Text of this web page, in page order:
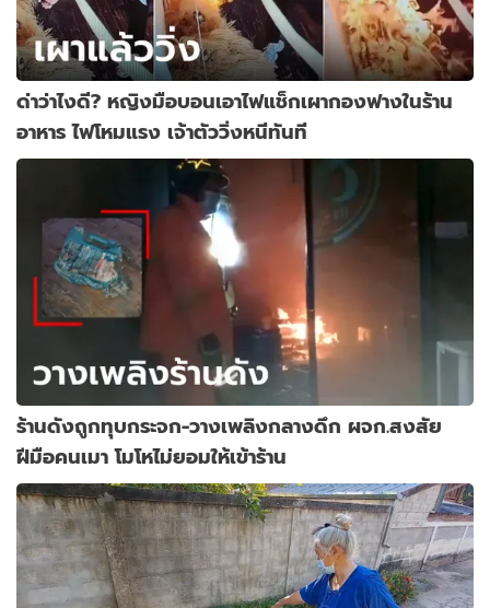
ด่าว่าไงดี? หญิงมือบอนเอาไฟแช็กเผากองฟางในร้าน
อาหาร ไฟโหมแรง เจ้าตัววิ่งหนีทันที
ร้านดังถูกทุบกระจก-วางเพลิงกลางดึก ผจก.สงสัย
ฝีมือคนเมา โมโหไม่ยอมให้เข้าร้าน